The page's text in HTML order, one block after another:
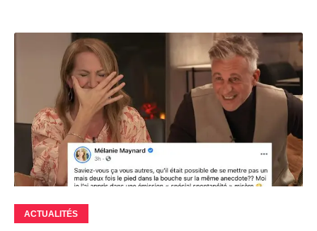
ACTUALITÉS